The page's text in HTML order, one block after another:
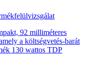
92 milliméteres
a költségvetés-barát
130 wattos TDP